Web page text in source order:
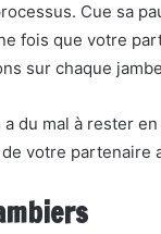
Cue sa
fois que votre
sur chaque
a du mal à rester
votre partenaire